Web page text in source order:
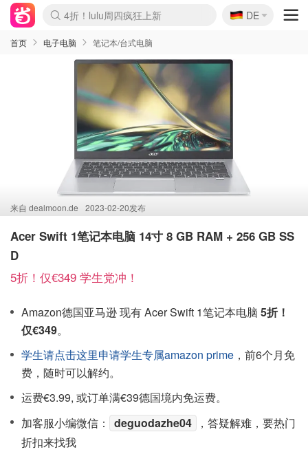
Boticinal 夏促开抢！
4折！lulu周四疯狂上新
还没结束！&OtherStories大促
Joybuy变相75折 随时失效
速领！Stanley独家85折
疑似霸哥！Camper额外叠85折
Zalando 奥莱闪促！每日更新
Moncler反季囤！5折起+叠9折
Coach Brooklyn仅€192
🇩🇪
DE
首页 电子电脑 笔记本/台式电脑
来自 dealmoon.de 2023-02-20发布
Acer Swift 1笔记本电脑 14寸 8 GB RAM + 256 GB SS
D
5折！仅€349 学生党冲！
Amazon德国亚马逊 现有 Acer Swift 1笔记本电脑 5折！
仅€349。
学生请点击这里申请学生专属amazon prime ，前6个月免
费，随时可以解约。
运费€3.99, 或订单满€39德国境内免运费。
加客服小编微信：
deguodazhe04
，答疑解难，要热门
折扣来找我